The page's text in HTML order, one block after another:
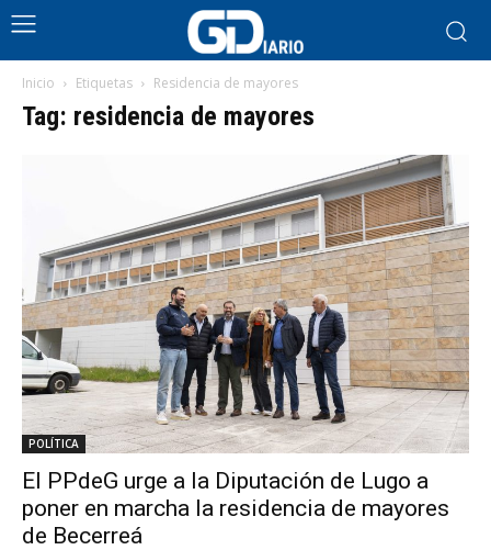
Inicio Etiquetas Residencia de mayores
Tag: residencia de mayores
POLÍTICA
El PPdeG urge a la Diputación de Lugo a
poner en marcha la residencia de mayores
de Becerreá